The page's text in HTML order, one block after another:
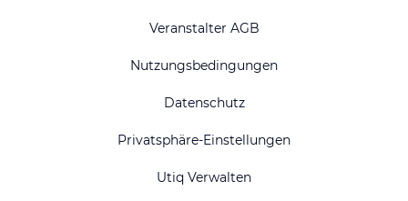
Veranstalter AGB
Nutzungsbedingungen
Datenschutz
Privatsphäre-Einstellungen
Utiq Verwalten